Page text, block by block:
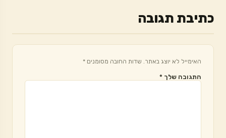
כתיבת תגובה
האימייל לא יוצג באתר. שדות החובה מסומנים *
התגובה שלך *